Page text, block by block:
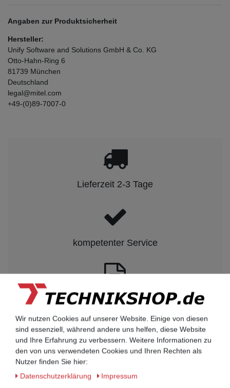
Angaben zur Produktsicherheit
Hersteller:
Unify Software and Solutions GmbH & Co. KG
Otto-Hahn-Ring 6
81739 München
Deutschland
legal@mitel.com
+49-(0)89-7007-0
Lieferzeit 2-3 Tage
kompetenter Service
Rechnungskauf auf Anfrage möglich
Kauf auf Rechnung nach
vorheriger Absprache möglich.
Behörden, Banken, Firmen, Bestandskunden,
öffentliche & staatliche Einrichtungen, Schulen,
Universitäten und Institute können bei uns auf
Wir nutzen Cookies auf unserer Website. Einige von diesen
sind essenziell, während andere uns helfen, diese Website
und Ihre Erfahrung zu verbessern. Weitere Informationen zu
den von uns verwendeten Cookies und Ihren Rechten als
Nutzer finden Sie hier:
Daten­schutz­erklärung
Impressum